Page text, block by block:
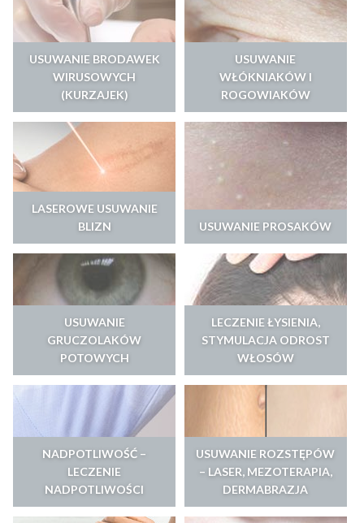
USUWANIE BRODAWEK
WIRUSOWYCH
(KURZAJEK)
USUWANIE
WŁÓKNIAKÓW I
ROGOWIAKÓW
LASEROWE USUWANIE
BLIZN
USUWANIE PROSAKÓW
USUWANIE
GRUCZOLAKÓW
POTOWYCH
LECZENIE ŁYSIENIA,
STYMULACJA ODROST
WŁOSÓW
NADPOTLIWOŚĆ –
LECZENIE
NADPOTLIWOŚCI
USUWANIE ROZSTĘPÓW
– LASER, MEZOTERAPIA,
DERMABRAZJA